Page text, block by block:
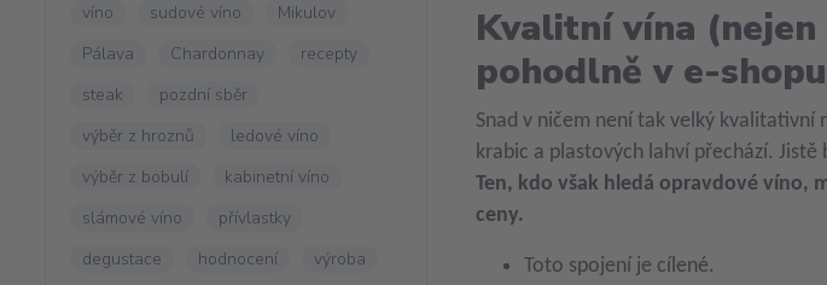
víno sudové víno
Mikulov
Pálava
Chardonnay
recepty
steak
pozdní sběr
výběr z hroznů
ledové víno
výběr z bobulí
kabinetní víno
slámové víno
přívlastky
degustace
hodnocení
výroba
Kvalitní vína
pohodlně v e-shopu
Snad v ničem není tak velký kvalitativní
krabic a plastových lahví přechází.
Ten, kdo však hledá opravdové víno,
ceny.
Toto spojení je cílené.